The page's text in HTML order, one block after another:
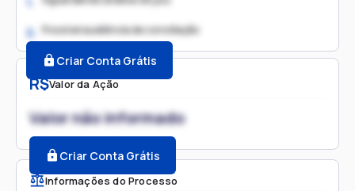
R$Valor da Ação
Valor não informado
Criar Conta Grátis
Informações do Processo
2. Possível audiência de conciliação
Criar Conta Grátis